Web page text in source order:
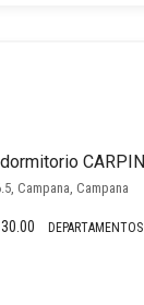
Campana, Campana
30.00 DEPARTAMENTOS